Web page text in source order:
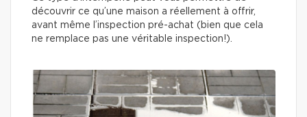
découvrir ce qu’une maison a réellement à offrir,
avant même l’inspection pré-achat (bien que cela
ne remplace pas une véritable inspection!).